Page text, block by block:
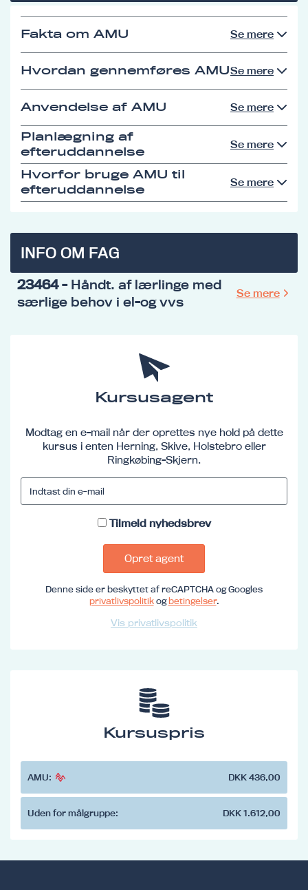
Fakta om AMU Se mere
Hvordan gennemføres AMUSe mere
Anvendelse af AMU Se mere
Planlægning af
efteruddannelse
Se mere
Hvorfor bruge AMU til
efteruddannelse
Se mere
INFO OM FAG
23464- Håndt. af lærlinge med
særlige behov i el-og vvs
Se mere
Kursusagent
Modtag en e-mail når der oprettes nye hold på dette
kursus i enten Herning, Skive, Holstebro eller
Ringkøbing-Skjern.
Tilmeld nyhedsbrev
Opret agent
Denne side er beskyttet af reCAPTCHA og Googles
privatlivspolitikogbetingelser.
Vis privatlivspolitik
Kursuspris
AMU: DKK 436,00
Uden for målgruppe: DKK 1.612,00